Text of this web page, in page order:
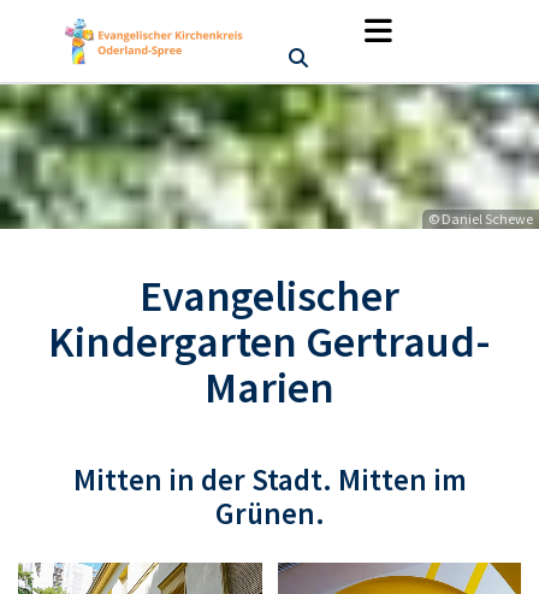
© Daniel Schewe
Evangelischer
Kindergarten Gertraud-
Marien
Mitten in der Stadt. Mitten im
Grünen.